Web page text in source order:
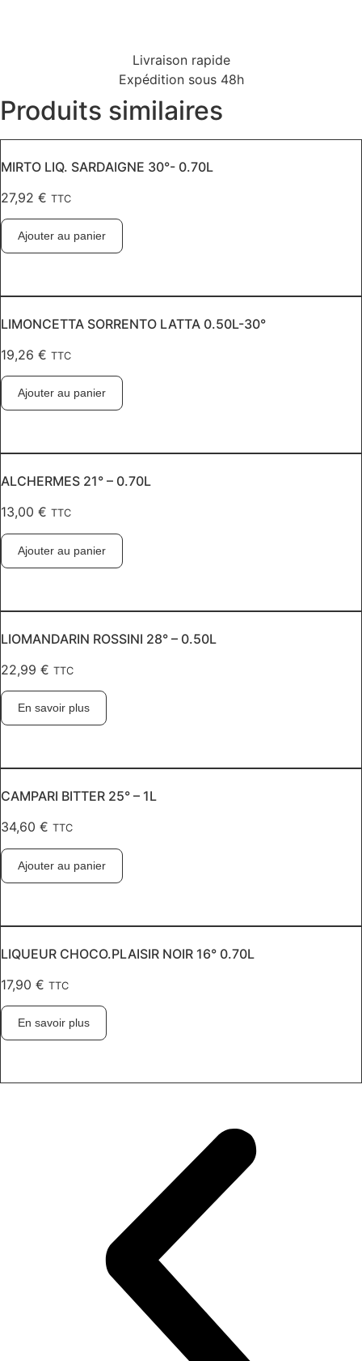
Livraison rapide
Expédition sous 48h
Produits similaires
MIRTO LIQ. SARDAIGNE 30°- 0.70L
27,92 € TTC
Ajouter au panier
LIMONCETTA SORRENTO LATTA 0.50L-30°
19,26 € TTC
Ajouter au panier
ALCHERMES 21° – 0.70L
13,00 € TTC
Ajouter au panier
LIOMANDARIN ROSSINI 28° – 0.50L
22,99 € TTC
En savoir plus
CAMPARI BITTER 25° – 1L
34,60 € TTC
Ajouter au panier
LIQUEUR CHOCO.PLAISIR NOIR 16° 0.70L
17,90 € TTC
En savoir plus